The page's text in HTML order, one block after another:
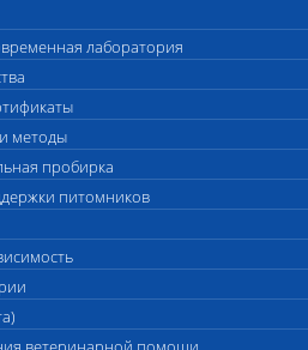
лаборатория
методы
пробирка
питомников